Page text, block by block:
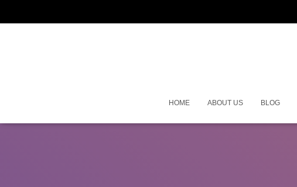
HOME ABOUT US BLOG